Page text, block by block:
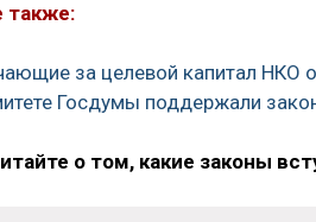
также:
за целевой капитал НКО
Госдумы поддержали
о том, какие законы